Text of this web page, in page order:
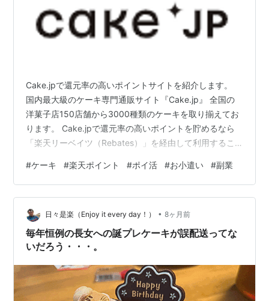
Cake.jpで還元率の高いポイントサイトを紹介します。
国内最大級のケーキ専門通販サイト『Cake.jp』 全国の
洋菓子店150店舗から3000種類のケーキを取り揃えてお
ります。 Cake.jpで還元率の高いポイントを貯めるなら
「楽天リーベイツ（Rebates）」を経由して利用するこ
では、Cake.jpで楽天ポイントを貯める方法について紹介
したいと思います。 Cake.jpで還元率の高いポイント貯
めるなら「楽天リーベイツ」利用で楽天ポイントが貯ま
る！ Cake.jpで楽天ポイント貯めるなら「楽天リーベイ
ツ（Rebates）」を経由して、利用…
#ケーキ #楽天ポイント #ポイ活 #お小遣い #副業
日々是楽（Enjoy it every day！） • 8ヶ月前
毎年恒例の長女への誕プレケーキが誤配送ってな
いだろう・・・。